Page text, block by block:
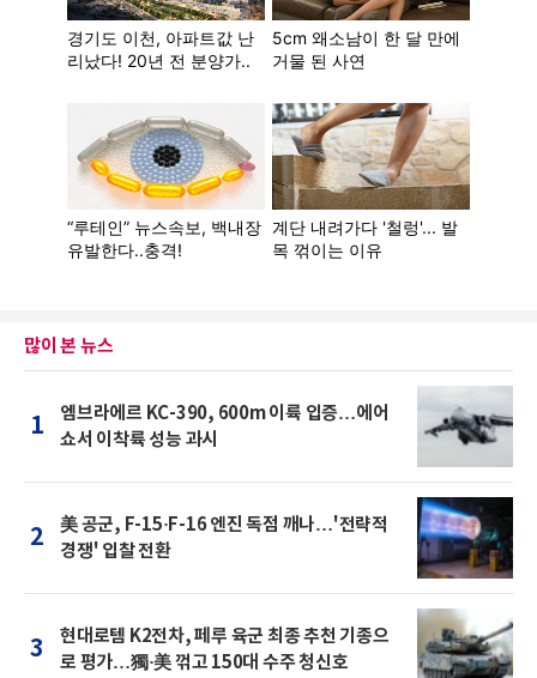
많이 본 뉴스
1
엠브라에르 KC-390, 600m 이륙 입증…에어
쇼서 이착륙 성능 과시
2
美 공군, F-15·F-16 엔진 독점 깨나…'전략적
경쟁' 입찰 전환
3
현대로템 K2전차, 페루 육군 최종 추천 기종으
로 평가…獨·美 꺾고 150대 수주 청신호